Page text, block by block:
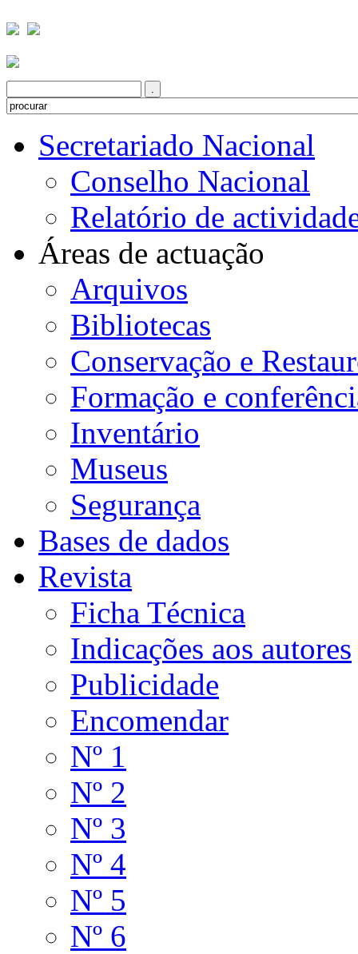
Secretariado Nacional
Conselho Nacional
Relatório de
Áreas de actuação
Arquivos
Bibliotecas
Conservação e
Formação e
Inventário
Museus
Segurança
Bases de dados
Revista
Ficha Técnica
Indicações aos autores
Publicidade
Encomendar
Nº 1
Nº 2
Nº 3
Nº 4
Nº 5
Nº 6